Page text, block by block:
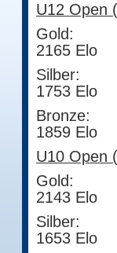
U12 Open
2165
1753
1859
U10 Open
2143
1653